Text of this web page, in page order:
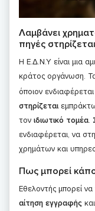
Λαμβάνει
πηγές
Η Ε.Δ.Ν.Υ είναι μια
κράτος οργάνωση. Τα
όποιον ενδιαφέρεται
στηρίζεται
τον ιδιωτικό τομέα.
ενδιαφέρεται, να
χρημάτων και
Πως μπορεί
Εθελοντής μπορεί να
αίτηση εγγραφής